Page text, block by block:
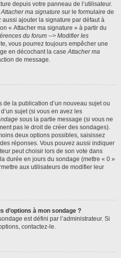
depuis votre panneau de l’utilisateur.
Attacher ma signature sur le formulaire de
ajouter la signature par défaut à
« Attacher ma signature » à partir du
du forum --> Modifier les
vous pourrez toujours empêcher une
en décochant la caseAttacher ma
de message.
de la publication d’un nouveau sujet ou
sujet (si vous en avez les
sous la partie message (si vous ne
pas le droit de créer des sondages).
deux options possibles, saisissez
réponses. Vous pouvez aussi indiquer
peut choisir lors de son vote dans
durée en jours du sondage (mettre « 0 »
aux utilisateurs de modifier leur
d’options à mon sondage ?
est défini par l’administrateur. Si
contactez-le.